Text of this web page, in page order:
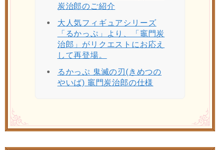
炭治郎のご紹介
大人気フィギュアシリーズ
「るかっぷ」より、「竈門炭
治郎」がリクエストにお応え
して再登場。
るかっぷ 鬼滅の刃(きめつの
やいば) 竈門炭治郎の仕様